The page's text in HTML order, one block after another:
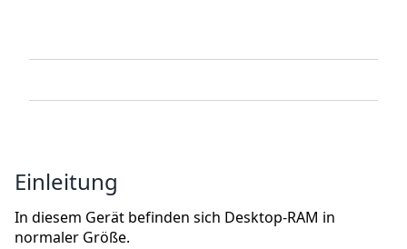
Einleitung
In diesem Gerät befinden sich Desktop-RAM in
normaler Größe.